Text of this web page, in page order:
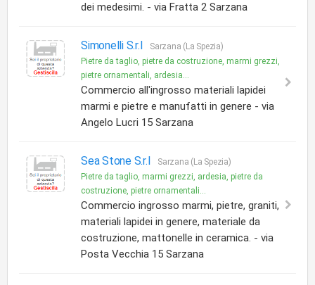
dei medesimi. - via Fratta 2 Sarzana
Simonelli S.r.l
Sarzana (La Spezia)
Pietre da taglio, pietre da costruzione, marmi grezzi,
pietre ornamentali, ardesia...
Commercio all'ingrosso materiali lapidei
marmi e pietre e manufatti in genere - via
Angelo Lucri 15 Sarzana
Sea Stone S.r.l
Sarzana (La Spezia)
Pietre da taglio, marmi grezzi, ardesia, pietre da
costruzione, pietre ornamentali...
Commercio ingrosso marmi, pietre, graniti,
materiali lapidei in genere, materiale da
costruzione, mattonelle in ceramica. - via
Posta Vecchia 15 Sarzana